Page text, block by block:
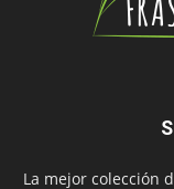
La mejor colección